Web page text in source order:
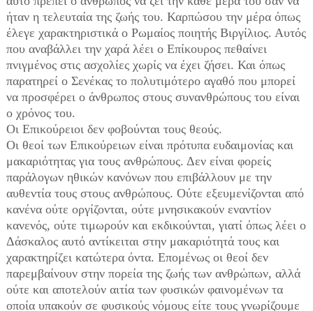
ήταν η τελευταία της ζωής του. Καρπώσου την μέρα όπως
έλεγε χαρακτηριστικά ο Ρωμαίος ποιητής Βιργίλιος. Αυτός
που αναβάλλει την χαρά λέει ο Επίκουρος πεθαίνει
πνιγμένος στις ασχολίες χωρίς να έχει ζήσει. Και όπως
παρατηρεί ο Σενέκας το πολυτιμότερο αγαθό που μπορεί
να προσφέρει ο άνθρωπος στους συνανθρώπους του είναι
ο χρόνος του.
Οι Επικούρειοι δεν φοβούνται τους θεούς.
Οι θεοί των Επικούρειων είναι πρότυπα ευδαιμονίας και
μακαριότητας για τους ανθρώπους. Δεν είναι φορείς
παράλογων ηθικών κανόνων που επιβάλλουν με την
αυθεντία τους στους ανθρώπους. Ούτε εξευμενίζονται από
κανένα ούτε οργίζονται, ούτε μνησικακούν εναντίον
κανενός, ούτε τιμωρούν και εκδικούνται, γιατί όπως λέει ο
Δάσκαλος αυτό αντίκειται στην μακαριότητά τους και
χαρακτηρίζει κατώτερα όντα. Επομένως οι θεοί δεν
παρεμβαίνουν στην πορεία της ζωής των ανθρώπων, αλλά
ούτε και αποτελούν αιτία των φυσικών φαινομένων τα
οποία υπακούν σε φυσικούς νόμους είτε τους γνωρίζουμε